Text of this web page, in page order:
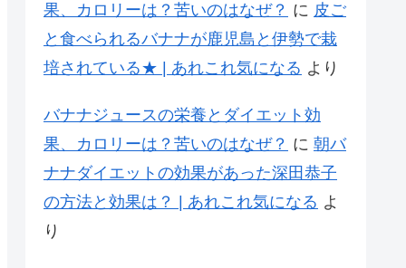
果、カロリーは？苦いのはなぜ？ に 皮ご
と食べられるバナナが鹿児島と伊勢で栽
培されている★ | あれこれ気になる より
バナナジュースの栄養とダイエット効
果、カロリーは？苦いのはなぜ？ に 朝バ
ナナダイエットの効果があった深田恭子
の方法と効果は？ | あれこれ気になる よ
り